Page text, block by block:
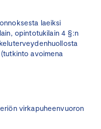
laeiksi
opintotukilain 4 §:n
avoimena
virkapuheenvuoron